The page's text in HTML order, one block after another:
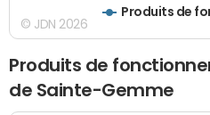
Produits de
© JDN 2026
Produits de
de Sainte-Gemme